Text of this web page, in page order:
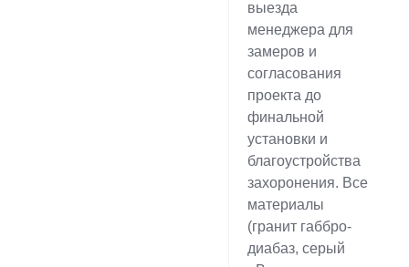
выезда
менеджера для
замеров и
согласования
проекта до
финальной
установки и
благоустройства
захоронения. Все
материалы
(гранит габбро-
диабаз, серый